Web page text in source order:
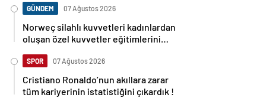
GÜNDEM 07 Ağustos 2026
Norweç silahlı kuvvetleri kadınlardan
oluşan özel kuvvetler eğitimlerini
SPOR 07 Ağustos 2026
Cristiano Ronaldo’nun akıllara zarar
tüm kariyerinin istatistiğini çıkardık !